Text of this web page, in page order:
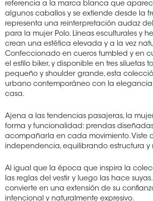
referencia a la marca blanca que
algunos caballos y se extiende desde la
representa una reinterpretación audaz
para la mujer Polo. Líneas esculturales y
crean una estética elevada y a la vez
Confeccionado en cueros tumbled y en
el estilo biker, y disponible en tres siluetas
pequeño y shoulder grande, esta
urbano contemporáneo con la
casa.
Ajena a las tendencias pasajeras, la
forma y funcionalidad: prendas
acompañarla en cada movimiento. Viste
independencia, equilibrando estructura y
Al igual que la época que inspira la
las reglas del vestir y luego las hace suyas.
convierte en una extensión de su
intencional y naturalmente expresivo.